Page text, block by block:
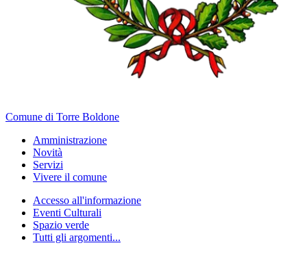
Comune di Torre Boldone
Amministrazione
Novità
Servizi
Vivere il comune
Accesso all'informazione
Eventi Culturali
Spazio verde
Tutti gli argomenti...